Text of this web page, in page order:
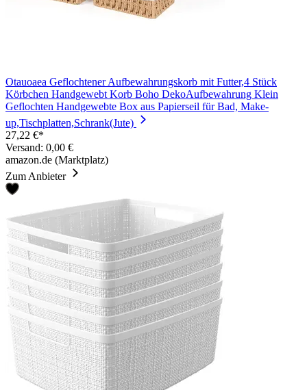
Otauoaea Geflochtener Aufbewahrungskorb mit Futter,4 Stück
Körbchen Handgewebt Korb Boho DekoAufbewahrung Klein
Geflochten Handgewebte Box aus Papierseil für Bad, Make-
up,Tischplatten,Schrank(Jute)
27,22 €*
Versand: 0,00 €
amazon.de (Marktplatz)
Zum Anbieter